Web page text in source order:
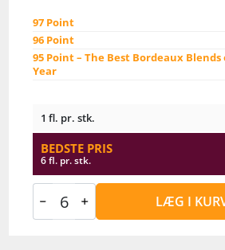
97 Point
96 Point
95 Point – The Best Bordeaux
Year
1 fl. pr. stk.
BEDSTE PRIS
6 fl. pr. stk.
LÆG I